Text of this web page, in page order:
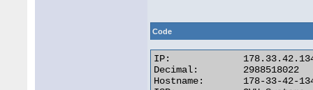
Code
IP:		178.33.42.134
Decimal:	2988518022
Hostname:	178-33-42-134.ovh.net